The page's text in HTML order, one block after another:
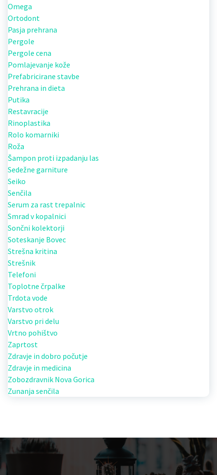
Omega
Ortodont
Pasja prehrana
Pergole
Pergole cena
Pomlajevanje kože
Prefabricirane stavbe
Prehrana in dieta
Putika
Restavracije
Rinoplastika
Rolo komarniki
Roža
Šampon proti izpadanju las
Sedežne garniture
Seiko
Senčila
Serum za rast trepalnic
Smrad v kopalnici
Sončni kolektorji
Soteskanje Bovec
Strešna kritina
Strešnik
Telefoni
Toplotne črpalke
Trdota vode
Varstvo otrok
Varstvo pri delu
Vrtno pohištvo
Zaprtost
Zdravje in dobro počutje
Zdravje in medicina
Zobozdravnik Nova Gorica
Zunanja senčila